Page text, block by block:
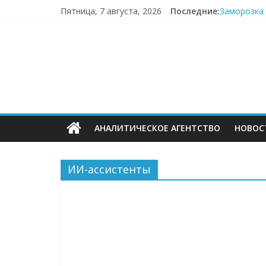
Пятница, 7 августа, 2026 Последние:Заморозка
о
E-
Commerce,
АНАЛИТИЧЕСКОЕ АГЕНТСТВО
ИИ-ассистенты